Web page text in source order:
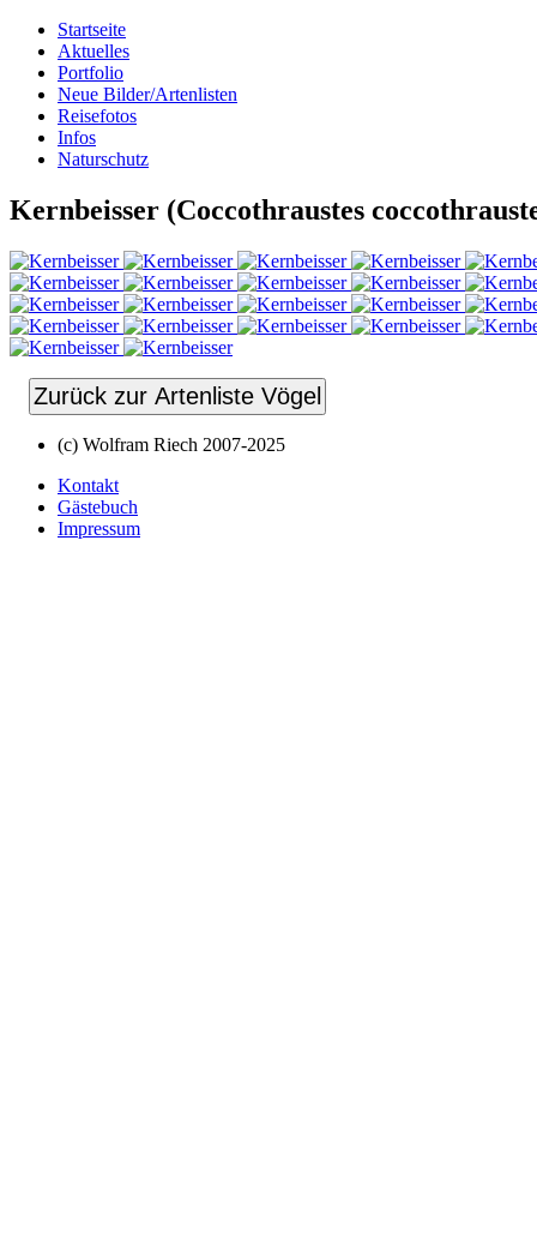
Startseite
Aktuelles
Portfolio
Neue Bilder/Artenlisten
Reisefotos
Infos
Naturschutz
Kernbeisser (Coccothraustes
Zurück zur Artenliste Vögel
(c) Wolfram Riech 2007-2025
Kontakt
Gästebuch
Impressum